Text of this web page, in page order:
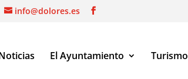
info@dolores.es
El Ayuntamiento Turismo